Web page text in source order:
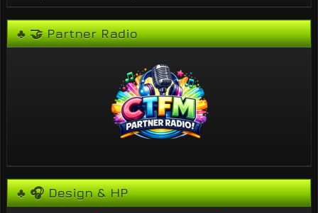
♣ 🤝 Partner Radio
♣ 🎧 Design & HP